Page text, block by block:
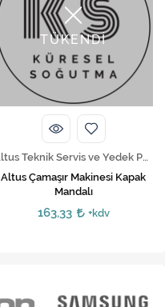
TÜKENDİ
Altus Teknik Servis ve Yedek Parça Hizmetleri
Altus Çamaşır Makinesi Kapak
Mandalı
163,33 +kdv